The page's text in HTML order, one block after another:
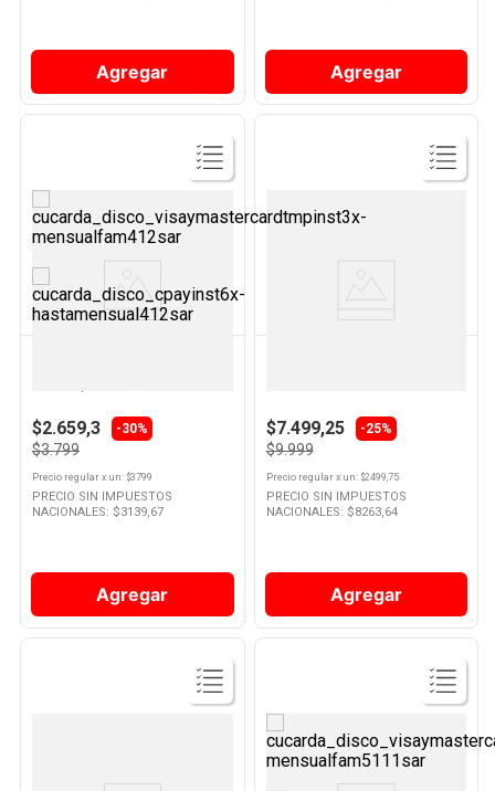
Agregar Agregar
Producto
$2.659,3 -30%
$3.799
Precio regular x un: $3799
PRECIO SIN IMPUESTOS
NACIONALES: $3139,67
Agregar
Producto
$7.499,25 -25%
$9.999
Precio regularx un: $2499,75
PRECIO SIN IMPUESTOS
NACIONALES: $8263,64
Agregar
Ver
Ver